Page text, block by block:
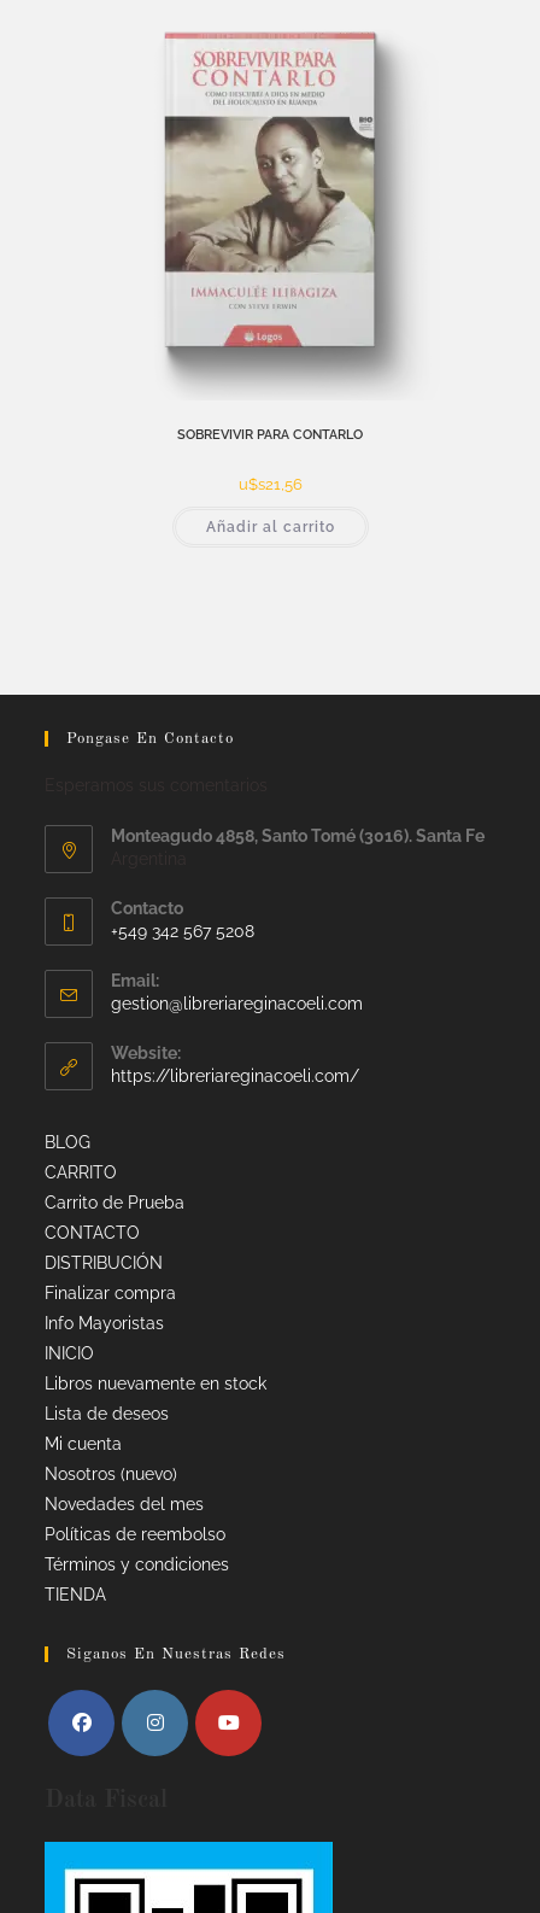
SOBREVIVIR PARA CONTARLO
u$s21,56
Añadir al carrito
Pongase En Contacto
Monteagudo 4858, Santo Tomé (3016). Santa Fe
Contacto
+549 342 567 5208
Email:
gestion@libreriareginacoeli.com
Website:
https://libreriareginacoeli.com/
BLOG
CARRITO
Carrito de Prueba
CONTACTO
DISTRIBUCIÓN
Finalizar compra
Info Mayoristas
INICIO
Libros nuevamente en stock
Lista de deseos
Mi cuenta
Nosotros (nuevo)
Novedades del mes
Políticas de reembolso
Términos y condiciones
TIENDA
Siganos En Nuestras Redes